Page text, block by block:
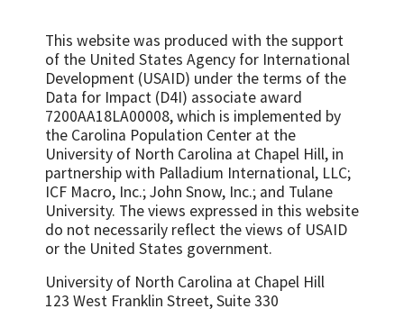
This website was produced with the support
of the United States Agency for International
Development (USAID) under the terms of the
Data for Impact (D4I) associate award
7200AA18LA00008, which is implemented by
the Carolina Population Center at the
University of North Carolina at Chapel Hill, in
partnership with Palladium International, LLC;
ICF Macro, Inc.; John Snow, Inc.; and Tulane
University. The views expressed in this website
do not necessarily reflect the views of USAID
or the United States government.
University of North Carolina at Chapel Hill
123 West Franklin Street, Suite 330